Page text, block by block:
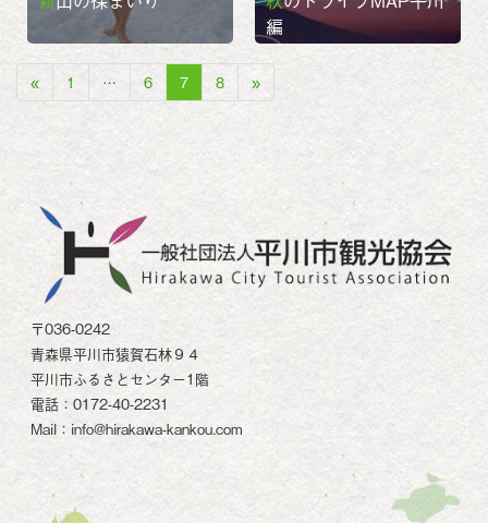
編
« 1 … 6 7 8 »
〒036-0242
青森県平川市猿賀石林９４
平川市ふるさとセンター1階
電話：0172-40-2231
Mail：info@hirakawa-kankou.com